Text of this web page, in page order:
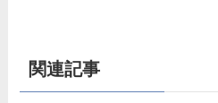
関連記事